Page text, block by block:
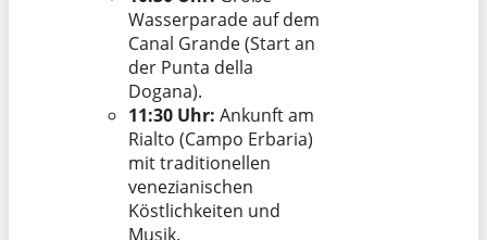
Wasserparade auf dem
Canal Grande (Start an
der Punta della
Dogana).
11:30 Uhr: Ankunft am
Rialto (Campo Erbaria)
mit traditionellen
venezianischen
Köstlichkeiten und
Musik.